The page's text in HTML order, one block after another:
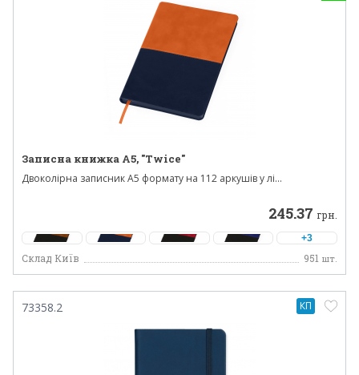
Записна книжка A5, "Twice"
Двоколірна записник А5 формату на 112 аркушів у лі...
245.37 грн.
+3
Склад Київ 951 шт.
73358.2 КП